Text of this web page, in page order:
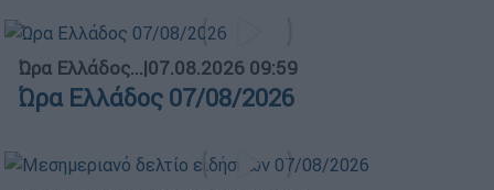
Ώρα Ελλάδος...|07.08.2026 09:59
Ώρα Ελλάδος 07/08/2026